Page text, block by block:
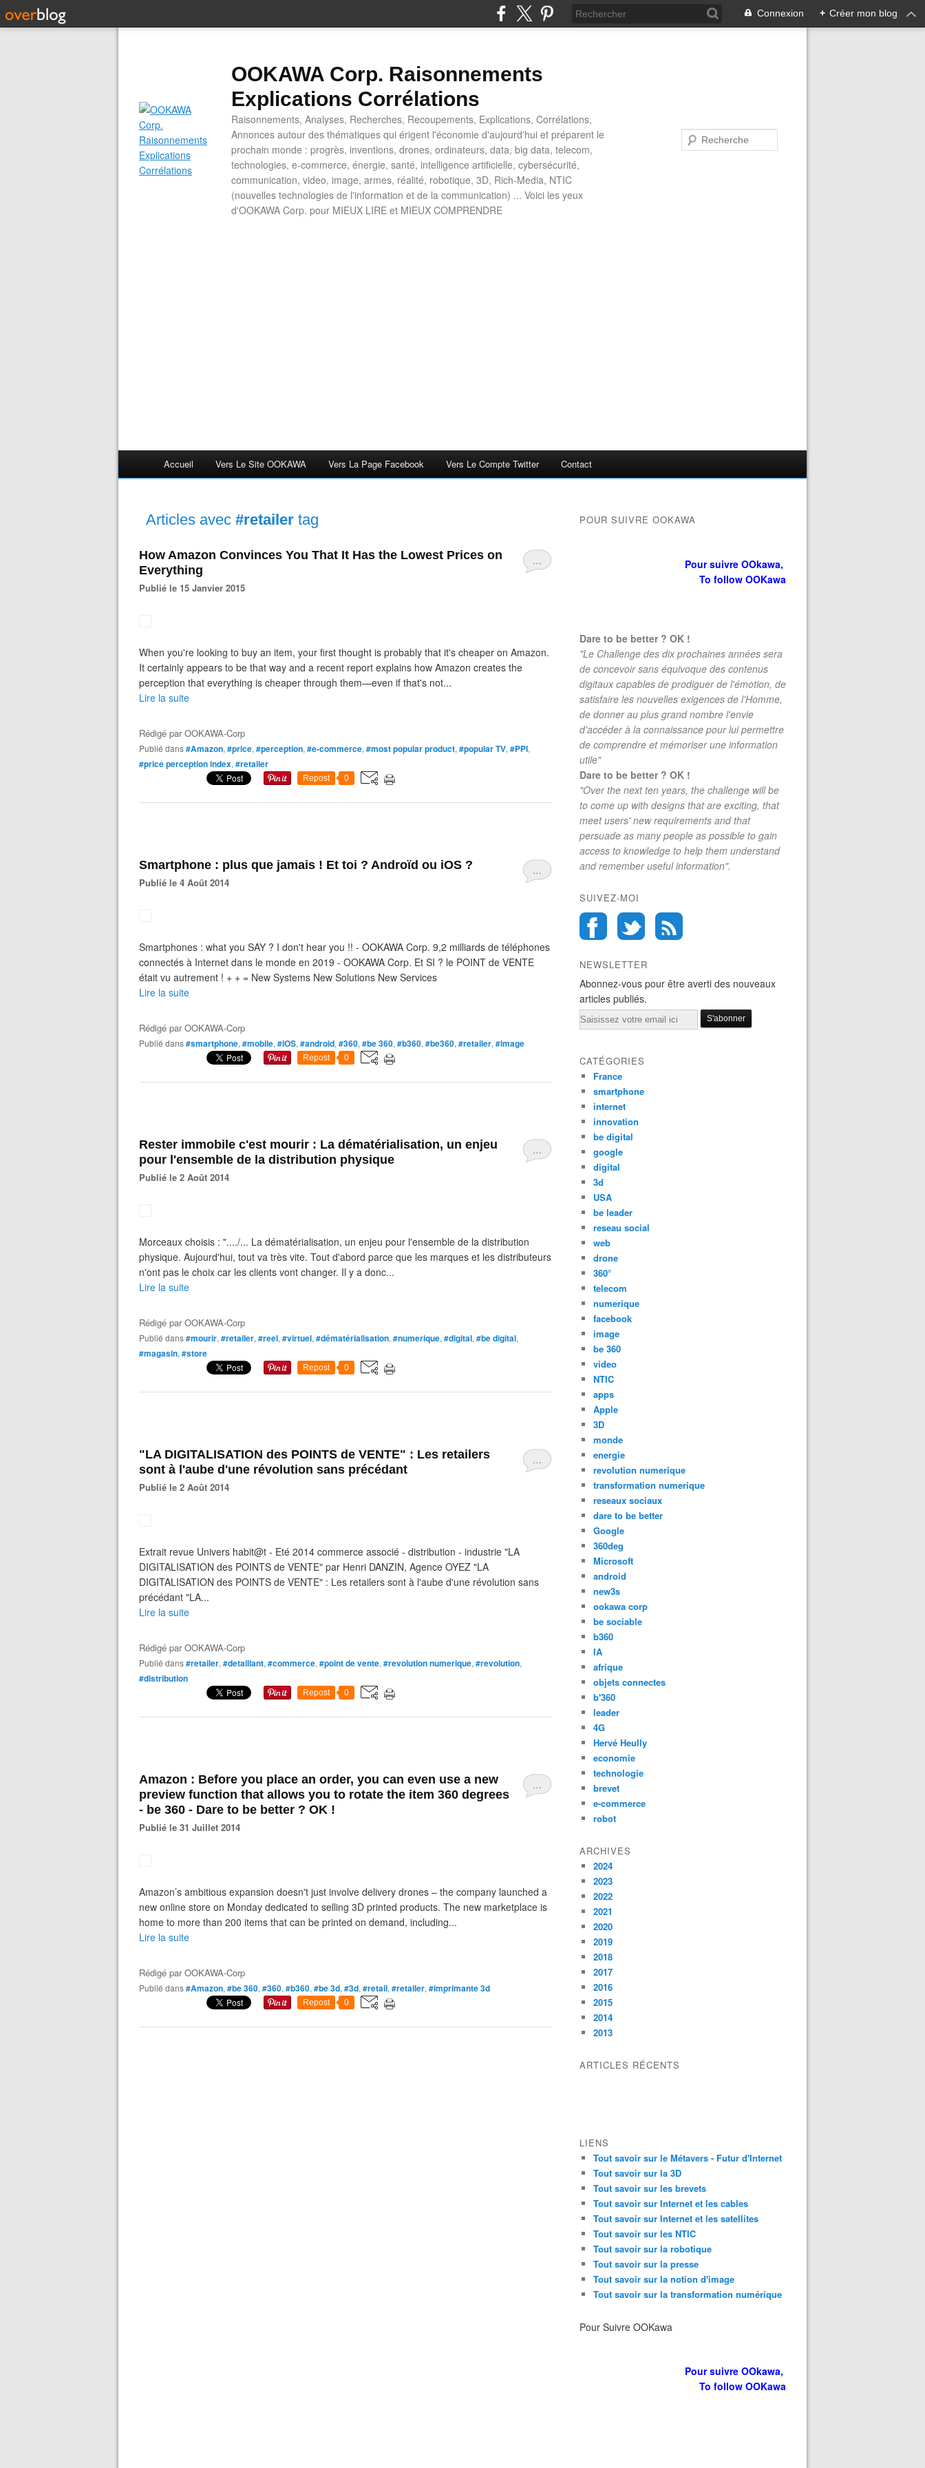
Connexion + Créer mon blog
OOKAWA Corp. Raisonnements
Explications Corrélations
Raisonnements, Analyses, Recherches, Recoupements, Explications, Corrélations,
Annonces autour des thématiques qui érigent l'économie d'aujourd'hui et préparent le
prochain monde : progrès, inventions, drones, ordinateurs, data, big data, telecom,
technologies, e-commerce, énergie, santé, intelligence artificielle, cybersécurité,
communication, video, image, armes, réalité, robotique, 3D, Rich-Media, NTIC
(nouvelles technologies de l'information et de la communication) ... Voici les yeux
d'OOKAWA Corp. pour MIEUX LIRE et MIEUX COMPRENDRE
Accueil Vers Le Site OOKAWA Vers La Page Facebook Vers Le Compte Twitter Contact
Articles avec #retailer tag
…
How Amazon Convinces You That It Has the Lowest Prices on
Everything
Publié le 15 Janvier 2015
When you're looking to buy an item, your first thought is probably that it's cheaper on Amazon.
It certainly appears to be that way and a recent report explains how Amazon creates the
perception that everything is cheaper through them—even if that's not...
Lire la suite
Rédigé parOOKAWA-Corp
Publié dans#Amazon, #price, #perception, #e-commerce, #most popular product, #popular TV, #PPI,
#price perception index, #retailer
Repost 0
…
Smartphone : plus que jamais ! Et toi ? Androïd ou iOS ?
Publié le 4 Août 2014
Smartphones : what you SAY ? I don't hear you !! - OOKAWA Corp. 9,2 milliards de téléphones
connectés à Internet dans le monde en 2019 - OOKAWA Corp. Et SI ? le POINT de VENTE
était vu autrement ! + + = New Systems New Solutions New Services
Lire la suite
Rédigé parOOKAWA-Corp
Publié dans#smartphone, #mobile, #iOS, #android, #360, #be 360, #b360, #be360, #retailer, #image
Repost 0
…
Rester immobile c'est mourir : La dématérialisation, un enjeu
pour l'ensemble de la distribution physique
Publié le 2 Août 2014
Morceaux choisis : "..../... La dématérialisation, un enjeu pour l'ensemble de la distribution
physique. Aujourd'hui, tout va très vite. Tout d'abord parce que les marques et les distributeurs
n'ont pas le choix car les clients vont changer. Il y a donc...
Lire la suite
Rédigé parOOKAWA-Corp
Publié dans#mourir, #retailer, #reel, #virtuel, #dématérialisation, #numerique, #digital, #be digital,
#magasin, #store
Repost 0
…
"LA DIGITALISATION des POINTS de VENTE" : Les retailers
sont à l'aube d'une révolution sans précédant
Publié le 2 Août 2014
Extrait revue Univers habit@t - Eté 2014 commerce associé - distribution - industrie "LA
DIGITALISATION des POINTS de VENTE" par Henri DANZIN, Agence OYEZ "LA
DIGITALISATION des POINTS de VENTE" : Les retailers sont à l'aube d'une révolution sans
précédant "LA...
Lire la suite
Rédigé parOOKAWA-Corp
Publié dans#retailer, #detaillant, #commerce, #point de vente, #revolution numerique, #revolution,
#distribution
Repost 0
…
Amazon : Before you place an order, you can even use a new
preview function that allows you to rotate the item 360 degrees
- be 360 - Dare to be better ? OK !
Publié le 31 Juillet 2014
Amazon’s ambitious expansion doesn't just involve delivery drones – the company launched a
new online store on Monday dedicated to selling 3D printed products. The new marketplace is
home to more than 200 items that can be printed on demand, including...
Lire la suite
Rédigé parOOKAWA-Corp
Publié dans#Amazon, #be 360, #360, #b360, #be 3d, #3d, #retail, #retailer, #imprimante 3d
Repost 0
POUR SUIVRE OOKAWA
Pour suivre OOkawa,
To follow OOKawa
Dare to be better ? OK !
"Le Challenge des dix prochaines années sera
de concevoir sans équivoque des contenus
digitaux capables de prodiguer de l'émotion, de
satisfaire les nouvelles exigences de l'Homme,
de donner au plus grand nombre l'envie
d'accéder à la connaissance pour lui permettre
de comprendre et mémoriser une information
utile"
Dare to be better ? OK !
"Over the next ten years, the challenge will be
to come up with designs that are exciting, that
meet users' new requirements and that
persuade as many people as possible to gain
access to knowledge to help them understand
and remember useful information".
SUIVEZ-MOI
NEWSLETTER
Abonnez-vous pour être averti des nouveaux
articles publiés.
Email
CATÉGORIES
France
smartphone
internet
innovation
be digital
google
digital
3d
USA
be leader
reseau social
web
drone
360°
telecom
numerique
facebook
image
be 360
video
NTIC
apps
Apple
3D
monde
energie
revolution numerique
transformation numerique
reseaux sociaux
dare to be better
Google
360deg
Microsoft
android
new3s
ookawa corp
be sociable
b360
IA
afrique
objets connectes
b'360
leader
4G
Hervé Heully
economie
technologie
brevet
e-commerce
robot
ARCHIVES
2024
2023
2022
2021
2020
2019
2018
2017
2016
2015
2014
2013
ARTICLES RÉCENTS
LIENS
Tout savoir sur le Métavers - Futur d'Internet
Tout savoir sur la 3D
Tout savoir sur les brevets
Tout savoir sur Internet et les cables
Tout savoir sur Internet et les satellites
Tout savoir sur les NTIC
Tout savoir sur la robotique
Tout savoir sur la presse
Tout savoir sur la notion d'image
Tout savoir sur la transformation numérique
Pour Suivre OOKawa
Pour suivre OOkawa,
To follow OOKawa